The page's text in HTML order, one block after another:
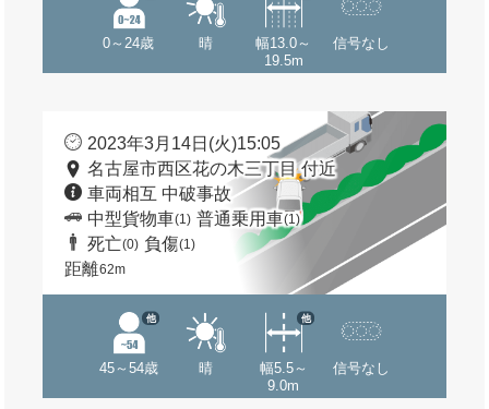
0～24歳 晴
幅13.0～
19.5m
信号なし
2023年3月14日(火)15:05
名古屋市西区花の木三丁目 付近
車両相互 中破事故
中型貨物車(1) 普通乗用車(1)
死亡(0) 負傷(1)
距離62m
45～54歳
他
晴
幅5.5～
9.0m
他
信号なし